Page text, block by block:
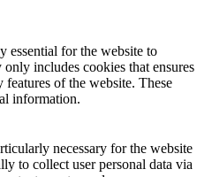
essential for the website to
includes cookies that ensures
of the website. These
information.
necessary for the website
to collect user personal data via